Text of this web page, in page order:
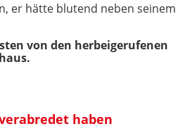
er hätte blutend neben seinem
von den herbeigerufenen
haben